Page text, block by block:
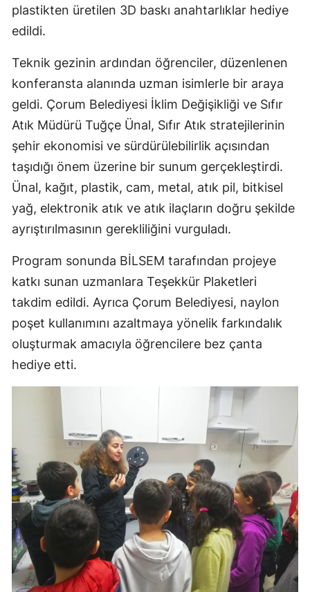
Elazığ
Erzurum
Eskişehir
Gaziantep
Giresun
Gümüşhane
Hakkari
Isparta
Mersin
İstanbul
Kars
Kastamonu
Kayseri
Kırklareli
Kırşehir
Kocaeli
Konya
Kütahya
plastikten üretilen 3D baskı anahtarlıklar hediye
edildi.
Teknik gezinin ardından öğrenciler, düzenlenen
konferansta alanında uzman isimlerle bir araya
geldi. Çorum Belediyesi İklim Değişikliği ve Sıfır
Atık Müdürü Tuğçe Ünal, Sıfır Atık stratejilerinin
şehir ekonomisi ve sürdürülebilirlik açısından
taşıdığı önem üzerine bir sunum gerçekleştirdi.
Ünal, kağıt, plastik, cam, metal, atık pil, bitkisel
yağ, elektronik atık ve atık ilaçların doğru şekilde
ayrıştırılmasının gerekliliğini vurguladı.
Program sonunda BİLSEM tarafından projeye
katkı sunan uzmanlara Teşekkür Plaketleri
takdim edildi. Ayrıca Çorum Belediyesi, naylon
poşet kullanımını azaltmaya yönelik farkındalık
oluşturmak amacıyla öğrencilere bez çanta
hediye etti.